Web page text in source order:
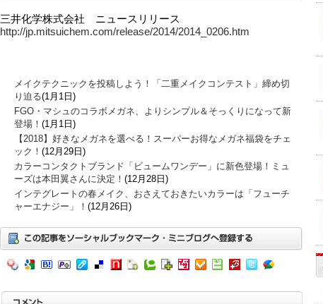
三井化学株式会社 ニュースリリース
http://jp.mitsuichem.com/release/2014/2014_0206.htm
メイクテクニックを投稿しよう！「二重メイクコンテスト」締め切
り迫る(1月1日)
FGO・マシュのコラボメガネ、よりシンプル＆そっくりになって新
登場！ (1月1日)
【2018】好きなメガネを選べる！スーパーお得なメガネ福袋をチェ
ック！ (12月29日)
カラーコンタクトブランド「ビュームワンデー」に新色登場！ミュ
ーズは本田翼さんに決定！ (12月28日)
インテグレートの春メイク、おさえておきたいカラーは「フューチ
ャーエナジー」！ (12月26日)